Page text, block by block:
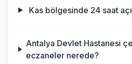
Kas bölgesinde 24 saat
Antalya Devlet Hastanesi
eczaneler nerede?